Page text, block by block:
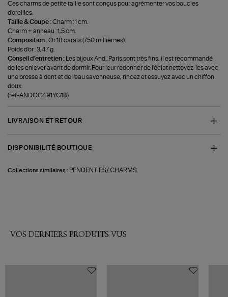
Ces charms de petite taille sont conçus pour agrémenter vos boucles
d'oreilles.
Taille & Coupe :Charm : 1 cm.
Charm + anneau : 1,5 cm.
Composition :Or 18 carats (750 millièmes).
Poids d'or : 3,47 g.
Conseil d'entretien :
Les bijoux And...Paris sont très fins, il est recommandé
de les enlever avant de dormir. Pour leur redonner de l'éclat nettoyez-les avec
une brosse à dent et de l'eau savonneuse, rincez et essuyez avec un chiffon
doux.
(ref-ANDOC491YG18)
LIVRAISON ET RETOUR
DISPONIBILITÉ BOUTIQUE
Collections similaires : PENDENTIFS/ CHARMS
VOS DERNIERS PRODUITS VUS